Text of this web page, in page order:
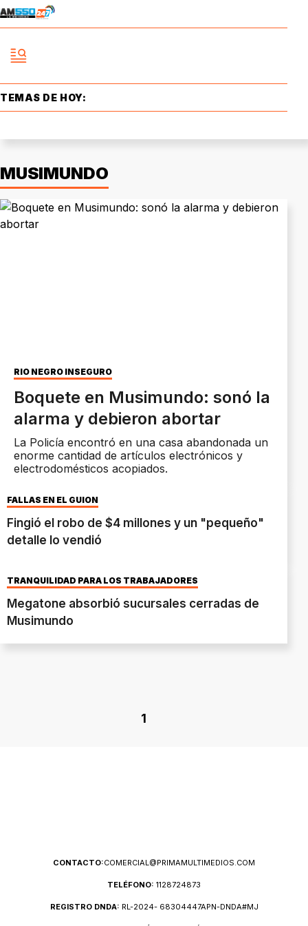
TEMAS DE HOY:
MUSIMUNDO
RÍO NEGRO INSEGURO
Boquete en Musimundo: sonó la
alarma y debieron abortar
La Policía encontró en una casa abandonada un
enorme cantidad de artículos electrónicos y
electrodomésticos acopiados.
FALLAS EN EL GUIÓN
Fingió el robo de $4 millones y un "pequeño"
detalle lo vendió
TRANQUILIDAD PARA LOS TRABAJADORES
Megatone absorbió sucursales cerradas de
Musimundo
1
CONTACTO:COMERCIAL@PRIMAMULTIMEDIOS.COM
TELÉFONO: 1128724873
REGISTRO DNDA: RL-2024- 68304447APN-DNDA#MJ